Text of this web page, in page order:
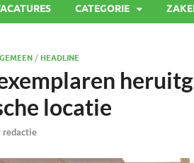
CATEGORIE
/ HEADLINE
locatie
redactie